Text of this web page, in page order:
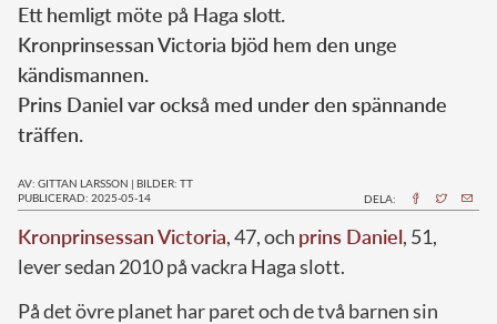
Ett hemligt möte på Haga slott.
Kronprinsessan Victoria bjöd hem den unge
kändismannen.
Prins Daniel var också med under den spännande
träffen.
AV: GITTAN LARSSON | BILDER: TT
PUBLICERAD: 2025-05-14
DELA:
Kronprinsessan Victoria, 47, och prins Daniel, 51,
lever sedan 2010 på vackra Haga slott.
På det övre planet har paret och de två barnen sin